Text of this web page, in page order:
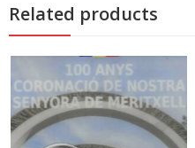
Related products